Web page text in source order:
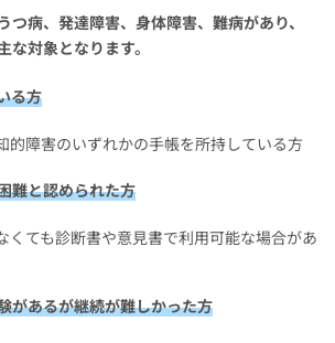
つ病、発達障害、身体障害、難病があり、
対象となります。
る方
的障害のいずれかの手帳を所持している方
難と認められた方
くても診断書や意見書で利用可能な場合があ
があるが継続が難しかった方